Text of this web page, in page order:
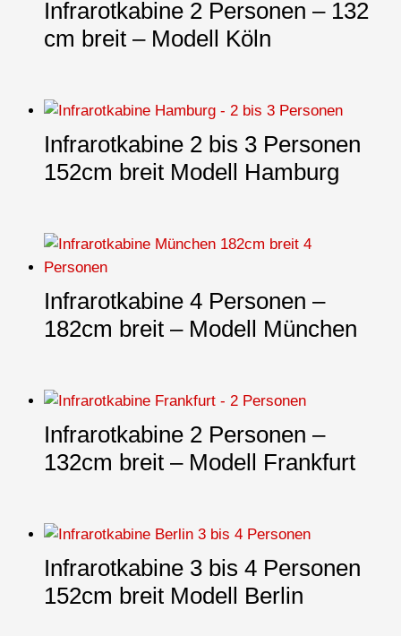
Infrarotkabine 2 Personen – 132
cm breit – Modell Köln
Infrarotkabine 2 bis 3 Personen
152cm breit Modell Hamburg
Infrarotkabine 4 Personen –
182cm breit – Modell München
Infrarotkabine 2 Personen –
132cm breit – Modell Frankfurt
Infrarotkabine 3 bis 4 Personen
152cm breit Modell Berlin